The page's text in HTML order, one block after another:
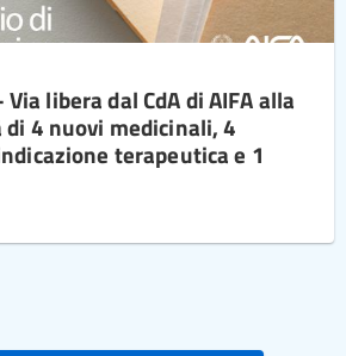
libera dal CdA di AIFA alla
4 nuovi medicinali, 4
terapeutica e 1